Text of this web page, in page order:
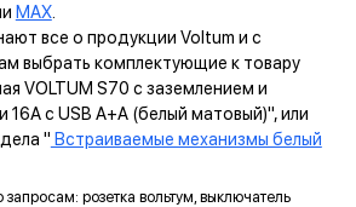
МОНТАЖ
установку механизма в
по горизонтали, так и по вертикали.
СУППОРТА
крепления механизмов в
не требующих применения
MAX.
все о продукции Voltum и с
выбрать комплектующие к товару
VOLTUM S70 с заземлением и
с USB A+A (белый матовый)", или
" Встраиваемые механизмы белый
запросам: розетка вольтум, выключатель